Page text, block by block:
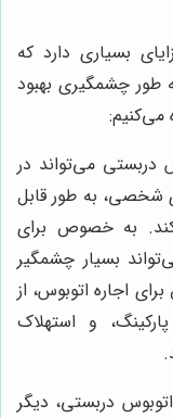
بسیاری دارد که
طور چشمگیری بهبود
می‌کنیم:
دربستی می‌تواند در
شخصی، به طور قابل
به خصوص برای
بسیار چشمگیر
اجاره اتوبوس، از
و استهلاک
اتوبوس دربستی، دیگر